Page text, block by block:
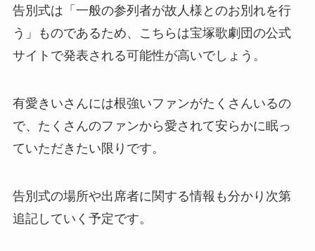
告別式は「一般の参列者が故人様とのお別れを行
う」ものであるため、こちらは宝塚歌劇団の公式
サイトで発表される可能性が高いでしょう。
有愛きいさんには根強いファンがたくさんいるの
で、たくさんのファンから愛されて安らかに眠っ
ていただきたい限りです。
告別式の場所や出席者に関する情報も分かり次第
追記していく予定です。